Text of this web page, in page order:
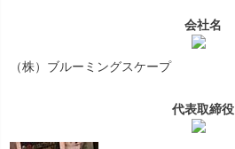
会社名
（株）ブルーミングスケープ
代表取締役